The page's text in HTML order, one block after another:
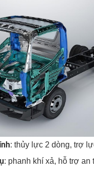
: thủy lực 2 dòng, trợ
: phanh khí xả, hỗ trợ an